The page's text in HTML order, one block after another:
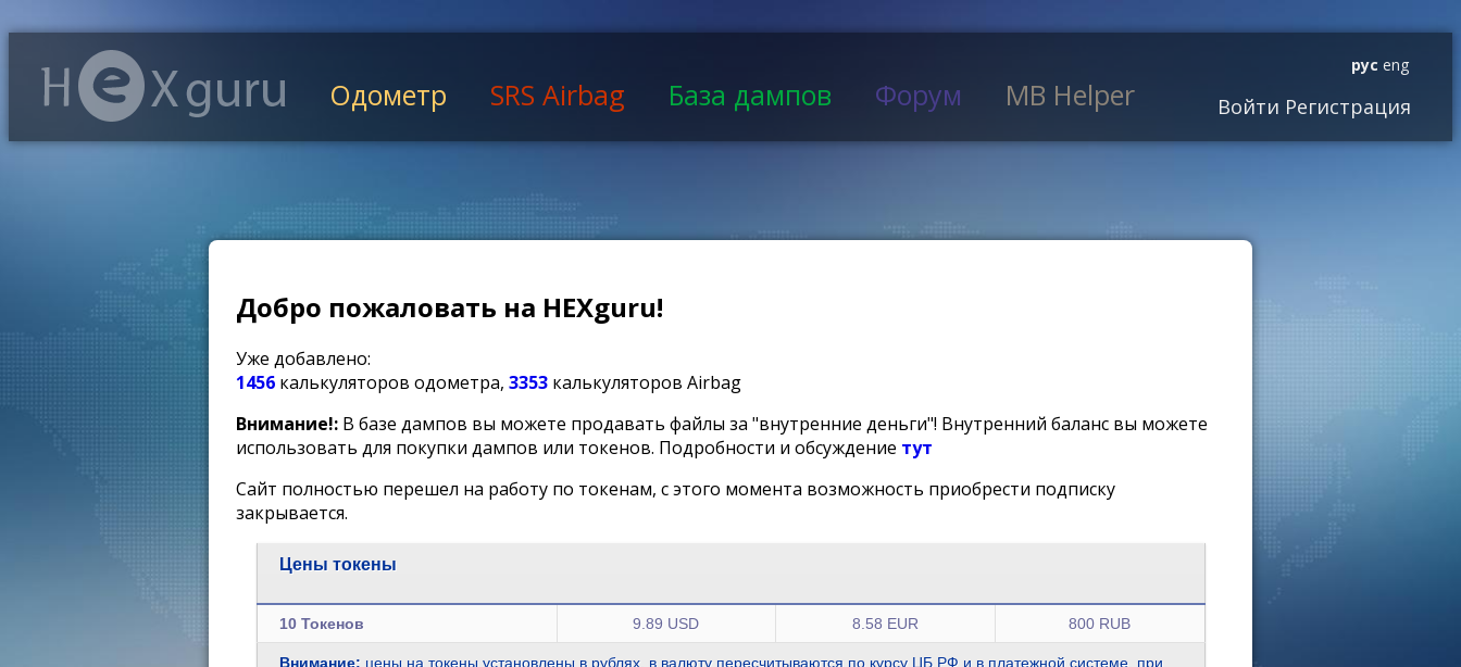
Одометр SRS Airbag База дампов Форум MB Helper
рус eng
Войти Регистрация
Добро пожаловать на HEXguru!
Уже добавлено:
1456 калькуляторов одометра, 3353 калькуляторов Airbag
Внимание!: В базе дампов вы можете продавать файлы за "внутренние деньги"! Внутренний баланс вы можете
использовать для покупки дампов или токенов. Подробности и обсуждение тут
Сайт полностью перешел на работу по токенам, с этого момента возможность приобрести подписку
закрывается.
Цены токены
10 Токенов 9.89 USD 8.58 EUR 800 RUB
Внимание: цены на токены установлены в рублях, в валюту пересчитываются по курсу ЦБ РФ и в платежной системе, при